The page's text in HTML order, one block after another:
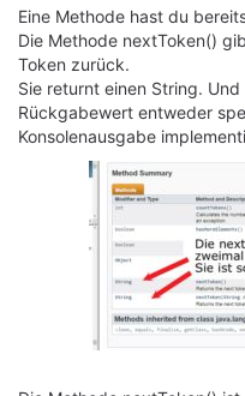
Eine Methode hast du
Die Methode nextToken()
Token zurück.
Sie returnt einen String.
Rückgabewert entweder
Konsolenausgabe